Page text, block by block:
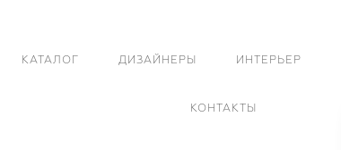
КАТАЛОГ ДИЗАЙНЕРЫ ИНТЕРЬЕР
КОНТАКТЫ